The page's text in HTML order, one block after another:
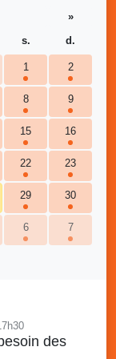
»
s. d.
1 2
8 9
15 16
22 23
29 30
6 7
des